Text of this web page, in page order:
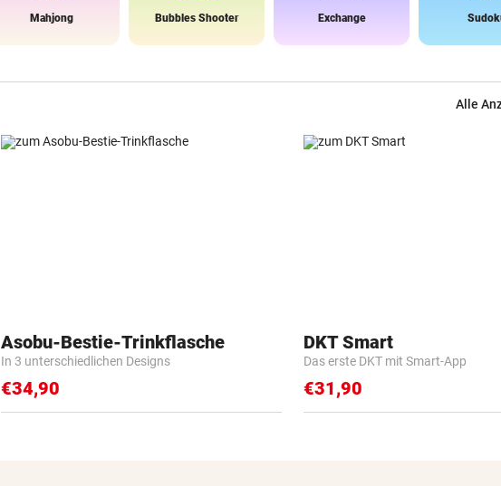
Mahjong Bubbles Shooter Exchange
Alle
Asobu-Bestie-Trinkflasche
In 3 unterschiedlichen Designs
€34,90
DKT Smart
Das erste DKT mit Smart-App
€31,90